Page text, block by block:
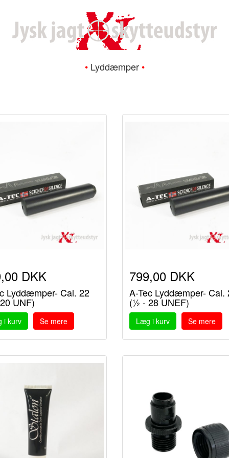
•Lyddæmper •
DKK
Lyddæmper- Cal. 22
UNF)
i kurv Se mere
799,00 DKK
A-Tec Lyddæmper- Cal.
(½ - 28 UNEF)
Læg i kurv Se mere